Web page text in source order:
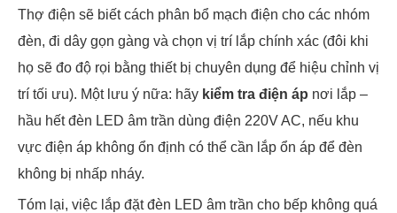
Thợ điện sẽ biết cách phân bổ mạch điện cho các nhóm
đèn, đi dây gọn gàng và chọn vị trí lắp chính xác (đôi khi
họ sẽ đo độ rọi bằng thiết bị chuyên dụng để hiệu chỉnh vị
trí tối ưu). Một lưu ý nữa: hãy kiểm tra điện áp nơi lắp –
hầu hết đèn LED âm trần dùng điện 220V AC, nếu khu
vực điện áp không ổn định có thể cần lắp ổn áp để đèn
không bị nhấp nháy.
Tóm lại, việc lắp đặt đèn LED âm trần cho bếp không quá